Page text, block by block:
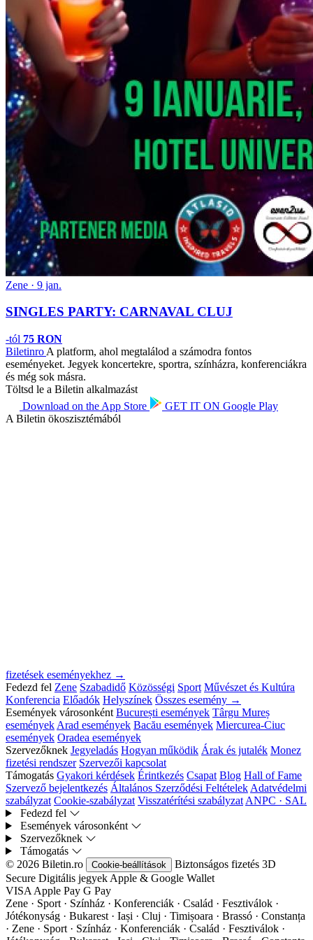
Zene · 9 jan.
SINGLES PARTY: CARNAVAL CLUJ
-tól 75 RON
Biletinro A platform, ahol megtalálod a számodra fontos
eseményeket. Jegyek koncertekre, sportra, színházra, konferenciákra
és még sok másra.
Töltsd le a Biletin alkalmazást
Download on the App Store GET IT ON Google Play
A Biletin ökoszisztémából
fizetések eseményekhez →
Fedezd fel Zene Szabadidő Közösségi Sport Művészet és Kultúra
Konferencia Előadók Helyszínek Összes esemény →
Események városonként București események Târgu Mureș
események Arad események Bacău események Miercurea-Ciuc
események Oradea események
Szervezőknek Jegyeladás Hogyan működik Árak és jutalék Monez
fizetési rendszer Szervezői kapcsolat
Támogatás Gyakori kérdések Érintkezés Csapat Blog Hall of Fame
Szervező bejelentkezés Általános Szerződési Feltételek Adatvédelmi
szabályzat Cookie-szabályzat Visszatérítési szabályzat ANPC · SAL
Fedezd fel
Események városonként
Szervezőknek
Támogatás
© 2026 Biletin.ro
Cookie-beállítások Biztonságos fizetés 3D
Secure Digitális jegyek Apple & Google Wallet
VISA Apple Pay G Pay
Zene · Sport · Színház · Konferenciák · Család · Fesztiválok ·
Jótékonyság · Bukarest · Iași · Cluj · Timișoara · Brassó · Constanța
· Zene · Sport · Színház · Konferenciák · Család · Fesztiválok ·